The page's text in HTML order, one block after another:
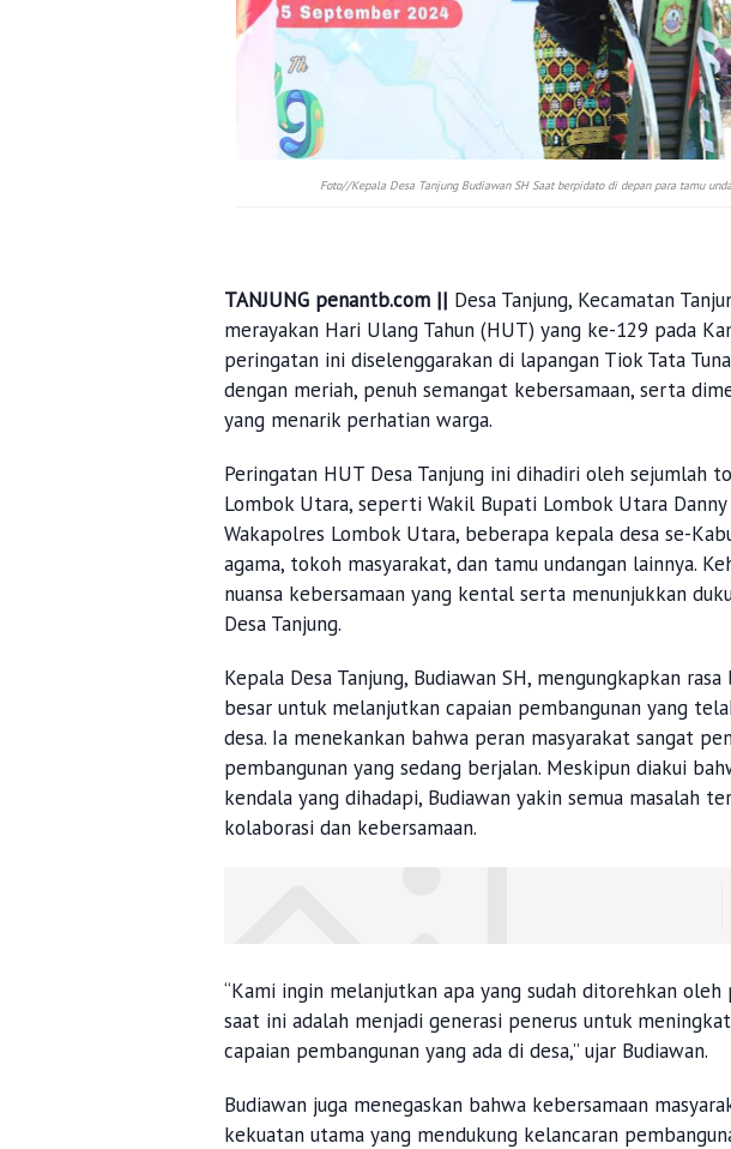
Foto//Kepala Desa Tanjung Budiawan SH Saat berpidato di depan para tamu
TANJUNG penantb.com || Desa Tanjung, Kecamatan
merayakan Hari Ulang Tahun (HUT) yang ke-129 pada
peringatan ini diselenggarakan di lapangan Tiok Tata
dengan meriah, penuh semangat kebersamaan, serta
yang menarik perhatian warga.
Peringatan HUT Desa Tanjung ini dihadiri oleh sejumlah
Lombok Utara, seperti Wakil Bupati Lombok Utara
Wakapolres Lombok Utara, beberapa kepala desa se-
agama, tokoh masyarakat, dan tamu undangan lainnya.
nuansa kebersamaan yang kental serta menunjukkan
Desa Tanjung.
Kepala Desa Tanjung, Budiawan SH, mengungkapkan
besar untuk melanjutkan capaian pembangunan yang
desa. Ia menekankan bahwa peran masyarakat sangat
pembangunan yang sedang berjalan. Meskipun diakui
kendala yang dihadapi, Budiawan yakin semua masalah
kolaborasi dan kebersamaan.
“Kami ingin melanjutkan apa yang sudah ditorehkan oleh
saat ini adalah menjadi generasi penerus untuk
capaian pembangunan yang ada di desa,” ujar Budiawan.
Budiawan juga menegaskan bahwa kebersamaan
kekuatan utama yang mendukung kelancaran